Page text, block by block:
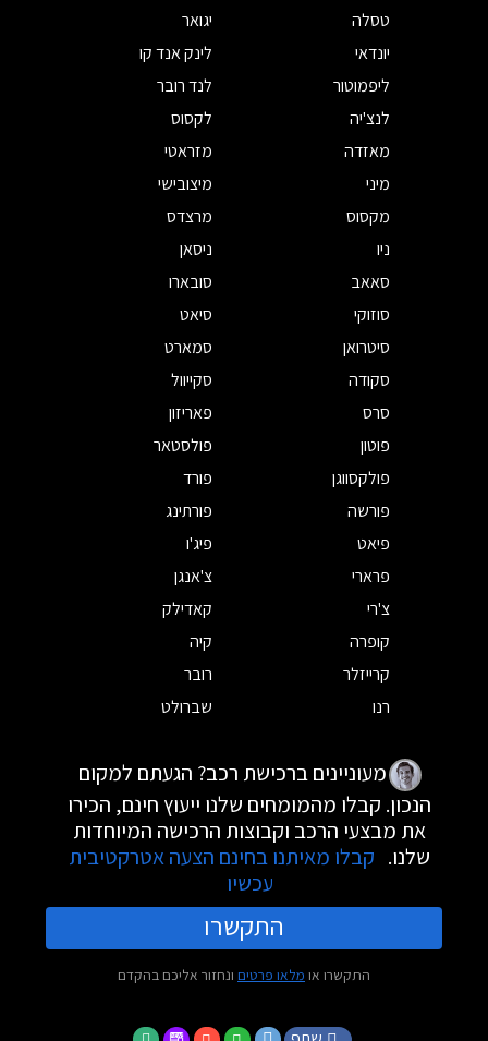
טסלה
יגואר
יונדאי
לינק אנד קו
ליפמוטור
לנד רובר
לנצ'יה
לקסוס
מאזדה
מזראטי
מיני
מיצובישי
מקסוס
מרצדס
ניו
ניסאן
סאאב
סובארו
סוזוקי
סיאט
סיטרואן
סמארט
סקודה
סקייוול
סרס
פאריזון
פוטון
פולסטאר
פולקסווגן
פורד
פורשה
פורתינג
פיאט
פיג'ו
פרארי
צ'אנגן
צ'רי
קאדילק
קופרה
קיה
קרייזלר
רובר
רנו
שברולט
מעוניינים ברכישת רכב? הגעתם למקום
הנכון. קבלו מהמומחים שלנו ייעוץ חינם, הכירו
את מבצעי הרכב וקבוצות הרכישה המיוחדות
שלנו. קבלו מאיתנו בחינם הצעה אטרקטיבית
עכשיו
התקשרו
התקשרו או מלאו פרטים ונחזור אליכם בהקדם